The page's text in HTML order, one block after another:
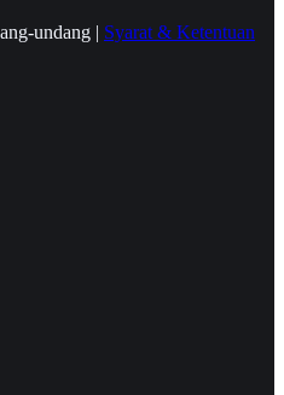
undang | Syarat & Ketentuan